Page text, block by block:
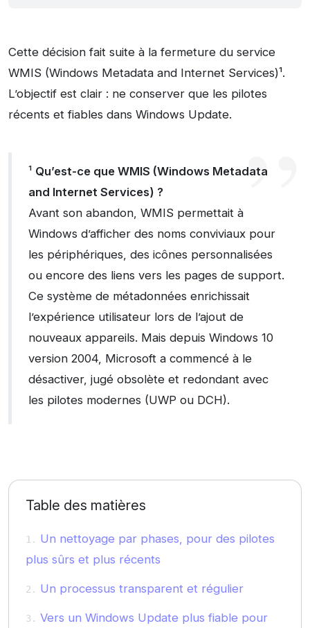
Cette décision fait suite à la fermeture du service
WMIS (Windows Metadata and Internet Services)¹.
L’objectif est clair : ne conserver que les pilotes
récents et fiables dans Windows Update.
¹ Qu’est-ce que WMIS (Windows Metadata
and Internet Services) ?
Avant son abandon, WMIS permettait à
Windows d’afficher des noms conviviaux pour
les périphériques, des icônes personnalisées
ou encore des liens vers les pages de support.
Ce système de métadonnées enrichissait
l’expérience utilisateur lors de l’ajout de
nouveaux appareils. Mais depuis Windows 10
version 2004, Microsoft a commencé à le
désactiver, jugé obsolète et redondant avec
les pilotes modernes (UWP ou DCH).
Table des matières
Un nettoyage par phases, pour des pilotes
plus sûrs et plus récents
Un processus transparent et régulier
Vers un Windows Update plus fiable pour